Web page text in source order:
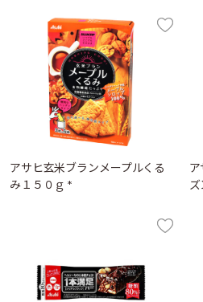
アサヒ玄米ブランメープルくる
み１５０ｇ *